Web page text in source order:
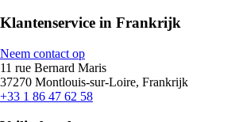
Klantenservice in Frankrijk
Neem contact op
11 rue Bernard Maris
37270 Montlouis-sur-Loire, Frankrijk
+33 1 86 47 62 58